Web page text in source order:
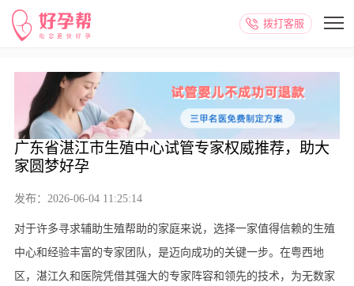
拨打客服
广东省湛江市生殖中心试管专家权威推荐，助大
家圆梦好孕
发布：2026-06-04 11:25:14
对于许多寻求辅助生殖帮助的家庭来说，选择一家值得信赖的生殖
中心和经验丰富的专家团队，是迈向成功的关键一步。在粤西地
区，湛江久和医院凭借其强大的专家阵容和领先的技术，为无数家